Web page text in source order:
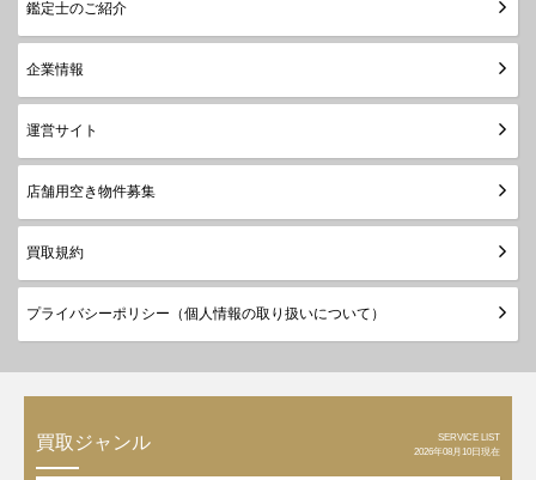
鑑定士のご紹介
企業情報
運営サイト
店舗用空き物件募集
買取規約
プライバシーポリシー（個人情報の取り扱いについて）
買取ジャンル
SERVICE LIST
2026年08月10日現在